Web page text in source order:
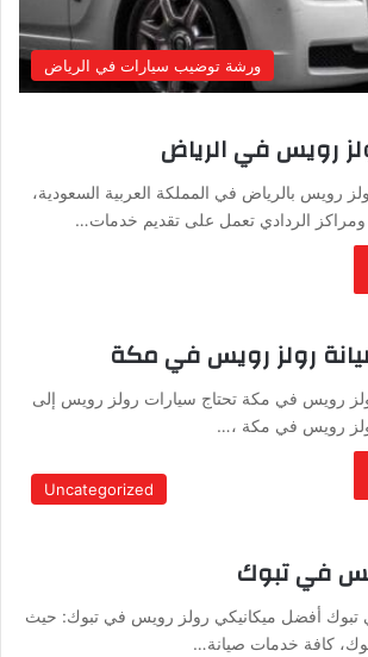
ورشة توضيب سيارات في الرياض
رويس في الرياض
رويس بالرياض في المملكة العربية السعودية،
الردادي تعمل على تقديم خدمات…
رولز رويس في مكة
رويس في مكة تحتاج سيارات رولز رويس إلى
رويس في مكة ،…
Uncategorized
في تبوك
أفضل ميكانيكي رولز رويس في تبوك: حيث
كافة خدمات صيانة…